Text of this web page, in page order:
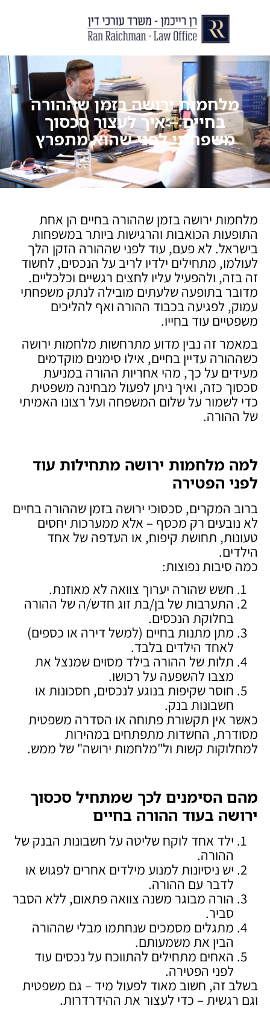
מלחמות ירושה בזמן שההורה
בחיים – איך לעצור סכסוך
משפחתי לפני שהוא מתפרץ
מלחמות ירושה בזמן שההורה בחיים הן אחת
התופעות הכואבות והרגישות ביותר במשפחות
בישראל. לא פעם, עוד לפני שההורה הזקן הלך
לעולמו, מתחילים ילדיו לריב על הנכסים, לחשוד
זה בזה, ולהפעיל עליו לחצים רגשיים וכלכליים.
מדובר בתופעה שלעתים מובילה לנתק משפחתי
עמוק, לפגיעה בכבוד ההורה ואף להליכים
משפטיים עוד בחייו.
במאמר זה נבין מדוע מתרחשות מלחמות ירושה
כשההורה עדיין בחיים, אילו סימנים מוקדמים
מעידים על כך, מהי אחריות ההורה במניעת
סכסוך כזה, ואיך ניתן לפעול מבחינה משפטית
כדי לשמור על שלום המשפחה ועל רצונו האמיתי
של ההורה.
למה מלחמות ירושה מתחילות עוד
לפני הפטירה
ברוב המקרים, סכסוכי ירושה בזמן שההורה בחיים
לא נובעים רק מכסף – אלא ממערכות יחסים
טעונות, תחושת קיפוח, או העדפה של אחד
הילדים.
כמה סיבות נפוצות:
חשש שהורה יערוך צוואה לא מאוזנת.
התערבות של בן/בת זוג חדש/ה של ההורה
בחלוקת הנכסים.
מתן מתנות בחיים (למשל דירה או כספים)
לאחד הילדים בלבד.
תלות של ההורה בילד מסוים שמנצל את
מצבו להשפעה על רכושו.
חוסר שקיפות בנוגע לנכסים, חסכונות או
חשבונות בנק.
כאשר אין תקשורת פתוחה או הסדרה משפטית
מסודרת, החשדות מתפתחים במהירות
למחלוקות קשות ול"מלחמות ירושה" של ממש.
מהם הסימנים לכך שמתחיל סכסוך
ירושה בעוד ההורה בחיים
ילד אחד לוקח שליטה על חשבונות הבנק של
ההורה.
יש ניסיונות למנוע מילדים אחרים לפגוש או
לדבר עם ההורה.
הורה מבוגר משנה צוואה פתאום, ללא הסבר
סביר.
מתגלים מסמכים שנחתמו מבלי שההורה
הבין את משמעותם.
האחים מתחילים להתווכח על נכסים עוד
לפני הפטירה.
בשלב זה, חשוב מאוד לפעול מיד – גם משפטית
וגם רגשית – כדי לעצור את ההידרדרות.